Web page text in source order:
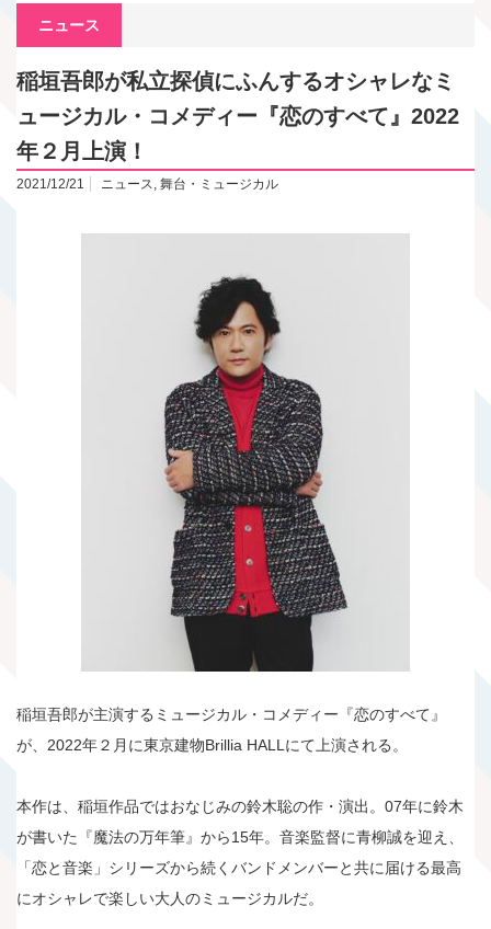
ニュース
稲垣吾郎が私立探偵にふんするオシャレなミ
ュージカル・コメディー『恋のすべて』2022
年２月上演！
2021/12/21 ニュース, 舞台・ミュージカル
稲垣吾郎が主演するミュージカル・コメディー『恋のすべて』
が、2022年２月に東京建物Brillia HALLにて上演される。
本作は、稲垣作品ではおなじみの鈴木聡の作・演出。07年に鈴木
が書いた『魔法の万年筆』から15年。音楽監督に青柳誠を迎え、
「恋と音楽」シリーズから続くバンドメンバーと共に届ける最高
にオシャレで楽しい大人のミュージカルだ。